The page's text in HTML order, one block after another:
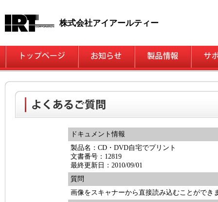
株式会社アイアールティー
ドキュメント情報
製品名：CD・DVD自宅でプリント
文書番号：12819
最終更新日：2010/09/01
質問
画像をスキャナーから直接読み込むことができ